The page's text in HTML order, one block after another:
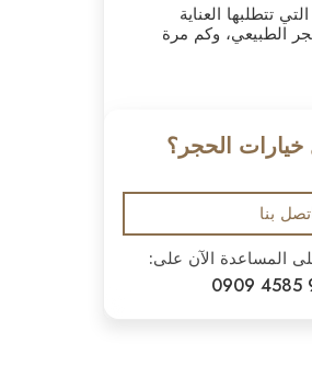
تتطلبها العناية
الطبيعي، وكم مرة
الحجر؟
بنا
المساعدة الآن على: